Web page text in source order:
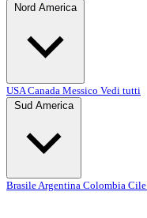
Nord America
USACanada Messico Vedi tutti
Sud America
BrasileArgentina Colombia Cile